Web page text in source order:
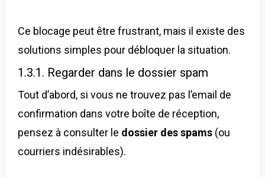
Ce blocage peut être frustrant, mais il existe des
solutions simples pour débloquer la situation.
1.3.1. Regarder dans le dossier spam
Tout d’abord, si vous ne trouvez pas l’email de
confirmation dans votre boîte de réception,
pensez à consulter le dossier des spams (ou
courriers indésirables).